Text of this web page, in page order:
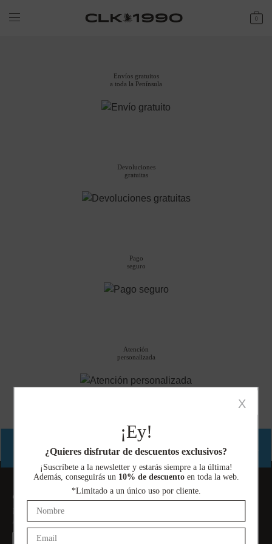
0
No se han encontrado productos que coincidan con tu selección.
Envíos gratuitos
a toda la Península
Devoluciones
gratuitas
Pago
seguro
Atención
personalizada
¿Quieres disfrutar de descuentos exclusivos?
¡Suscríbete a la newsletter y estarás siempre a la última!
Además, conseguirás un10% de descuentoen toda la web.
X
¡Ey!
¿Quieres disfrutar de descuentos exclusivos?
¡Suscríbete a la newsletter y estarás siempre a la última!
Además, conseguirás un 10% de descuentoen toda la web.
*Limitado a un único uso por cliente.